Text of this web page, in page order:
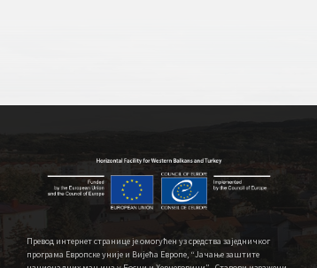
Превод интернет странице је омогућен уз средства заједничког
програма Европске уније и Вијећа Европе, “Јачање заштите